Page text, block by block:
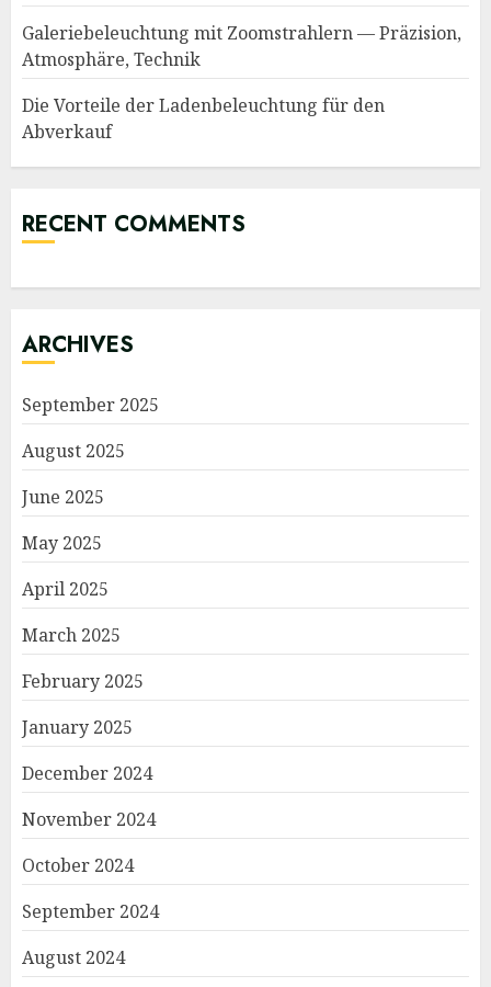
Galeriebeleuchtung mit Zoomstrahlern — Präzision,
Atmosphäre, Technik
Die Vorteile der Ladenbeleuchtung für den
Abverkauf
RECENT COMMENTS
ARCHIVES
September 2025
August 2025
June 2025
May 2025
April 2025
March 2025
February 2025
January 2025
December 2024
November 2024
October 2024
September 2024
August 2024